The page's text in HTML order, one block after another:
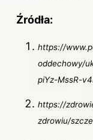
Źródła:
https://
oddechowy/
piYz-MssR-
https://
zdrowiu/